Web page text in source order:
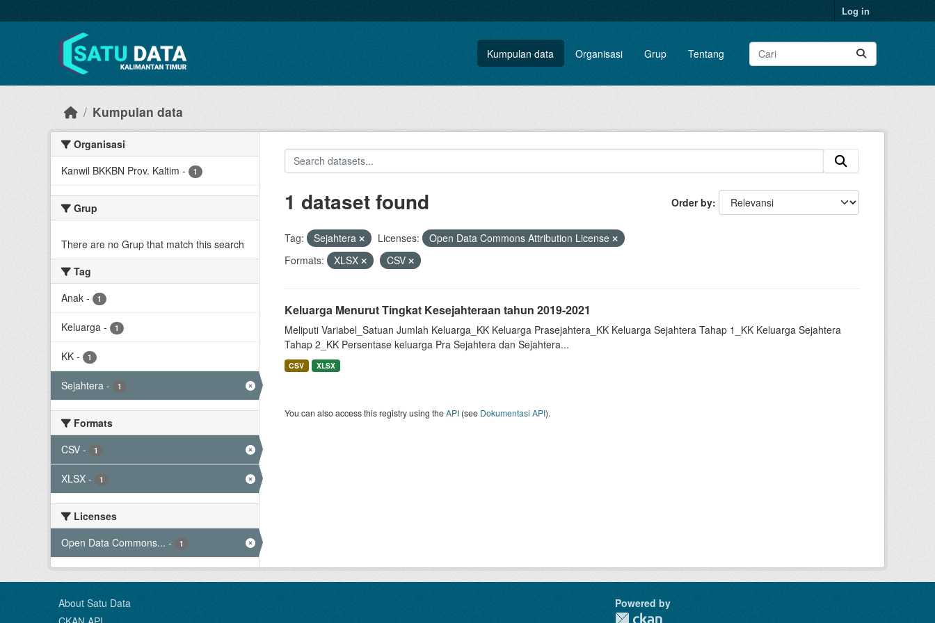
Log in
Kumpulan data Organisasi Grup Tentang
Kumpulan data
Organisasi
Kanwil BKKBN Prov. Kaltim - 1
Grup
There are no Grup that match this search
Tag
Anak - 1
Keluarga - 1
KK - 1
Sejahtera - 1
Formats
CSV - 1
XLSX - 1
Licenses
Open Data Commons... - 1
Order by
1 dataset found
Tag: Sejahtera Licenses:
Open Data Commons Attribution License
Formats:
XLSX CSV
Keluarga Menurut Tingkat Kesejahteraan tahun 2019-2021
Meliputi Variabel_Satuan Jumlah Keluarga_KK Keluarga Prasejahtera_KK Keluarga Sejahtera Tahap 1_KK Keluarga Sejahtera
Tahap 2_KK Persentase keluarga Pra Sejahtera dan Sejahtera...
CSV XLSX
You can also access this registry using theAPI(see Dokumentasi API).
About Satu Data
Powered by